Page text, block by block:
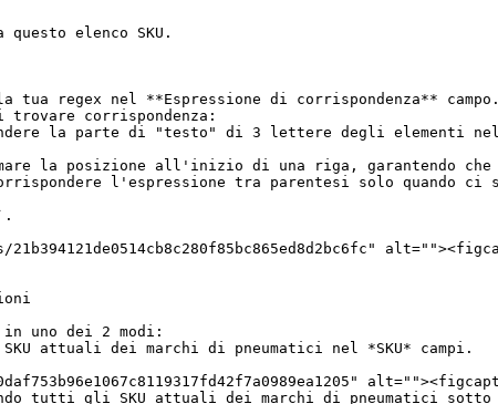
elenco SKU.
regex nel **Espressione di corrispondenza** campo.
uno dei 2 modi: